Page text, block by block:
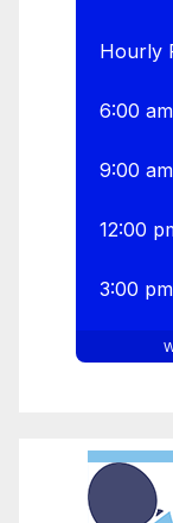
Hourly
6:00 am
9:00 am
12:00
3:00 pm